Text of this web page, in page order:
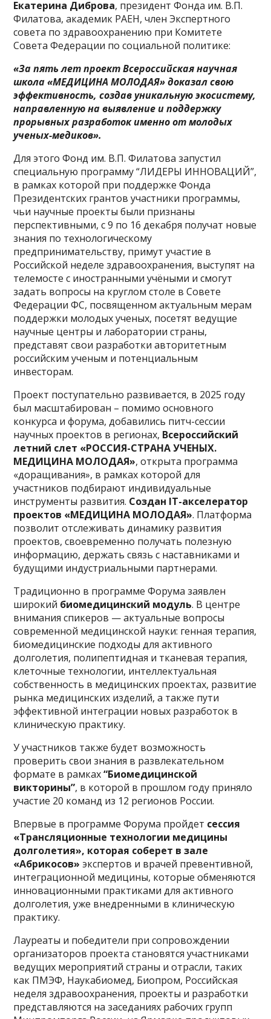
Екатерина Диброва, президент Фонда им. В.П.
Филатова, академик РАЕН, член Экспертного
совета по здравоохранению при Комитете
Совета Федерации по социальной политике:
«За пять лет проект Всероссийская научная
школа «МЕДИЦИНА МОЛОДАЯ» доказал свою
эффективность, создав уникальную экосистему,
направленную на выявление и поддержку
прорывных разработок именно от молодых
ученых-медиков».
Для этого Фонд им. В.П. Филатова запустил
специальную программу “ЛИДЕРЫ ИННОВАЦИЙ”,
в рамках которой при поддержке Фонда
Президентских грантов участники программы,
чьи научные проекты были признаны
перспективными, с 9 по 16 декабря получат новые
знания по технологическому
предпринимательству, примут участие в
Российской неделе здравоохранения, выступят на
телемосте с иностранными учёными и смогут
задать вопросы на круглом столе в Совете
Федерации ФС, посвященном актуальным мерам
поддержки молодых ученых, посетят ведущие
научные центры и лаборатории страны,
представят свои разработки авторитетным
российским ученым и потенциальным
инвесторам.
Проект поступательно развивается, в 2025 году
был масштабирован – помимо основного
конкурса и форума, добавились питч-сессии
научных проектов в регионах, Всероссийский
летний слет «РОССИЯ-СТРАНА УЧЕНЫХ.
МЕДИЦИНА МОЛОДАЯ», открыта программа
«доращивания», в рамках которой для
участников подбирают индивидуальные
инструменты развития. Создан IT-акселератор
проектов «МЕДИЦИНА МОЛОДАЯ». Платформа
позволит отслеживать динамику развития
проектов, своевременно получать полезную
информацию, держать связь с наставниками и
будущими индустриальными партнерами.
Традиционно в программе Форума заявлен
широкий биомедицинский модуль. В центре
внимания спикеров — актуальные вопросы
современной медицинской науки: генная терапия,
биомедицинские подходы для активного
долголетия, полипептидная и тканевая терапия,
клеточные технологии, интеллектуальная
собственность в медицинских проектах, развитие
рынка медицинских изделий, а также пути
эффективной интеграции новых разработок в
клиническую практику.
У участников также будет возможность
проверить свои знания в развлекательном
формате в рамках“Биомедицинской
викторины”, в которой в прошлом году приняло
участие 20 команд из 12 регионов России.
Впервые в программе Форума пройдет сессия
«Трансляционные технологии медицины
долголетия», которая соберет в зале
«Абрикосов» экспертов и врачей превентивной,
интеграционной медицины, которые обменяются
инновационными практиками для активного
долголетия, уже внедренными в клиническую
практику.
Лауреаты и победители при сопровождении
организаторов проекта становятся участниками
ведущих мероприятий страны и отрасли, таких
как ПМЭФ, Наукабиомед, Биопром, Российская
неделя здравоохранения, проекты и разработки
представляются на заседаниях рабочих групп